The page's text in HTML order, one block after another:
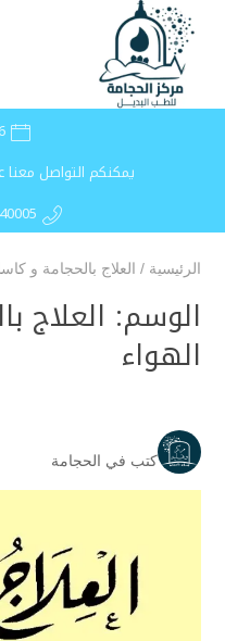
يمكنكم التواصل معنا
الرئيسية / العلاج بالحجامة و
الوسم: العلاج
الهواء
كتب في الحجامة